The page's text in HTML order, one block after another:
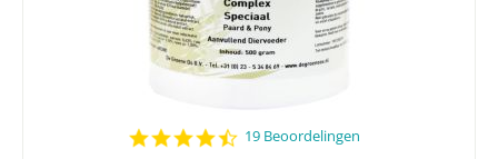
4.6
19 Beoordelingen